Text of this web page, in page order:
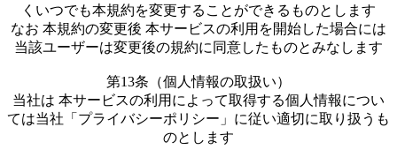
くいつでも本規約を変更することができるものとします
なお 本規約の変更後 本サービスの利用を開始した場合には
当該ユーザーは変更後の規約に同意したものとみなします
第13条（個人情報の取扱い）
当社は 本サービスの利用によって取得する個人情報につい
ては当社「プライバシーポリシー」に従い適切に取り扱うも
のとします